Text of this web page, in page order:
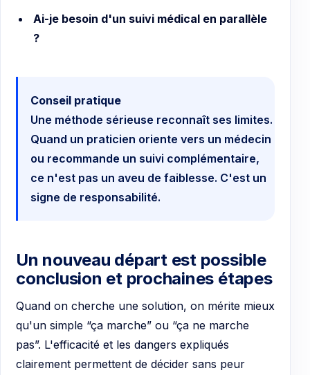
Ai-je besoin d'un suivi médical en parallèle
?
Conseil pratique
Une méthode sérieuse reconnaît ses limites.
Quand un praticien oriente vers un médecin
ou recommande un suivi complémentaire,
ce n'est pas un aveu de faiblesse. C'est un
signe de responsabilité.
Un nouveau départ est possible
conclusion et prochaines étapes
Quand on cherche une solution, on mérite mieux
qu'un simple “ça marche” ou “ça ne marche
pas”. L'efficacité et les dangers expliqués
clairement permettent de décider sans peur